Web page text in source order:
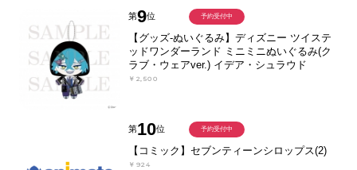
第9位
【グッズ-ぬいぐるみ】ディズニー ツイステ
ッドワンダーランド ミニミニぬいぐるみ(ク
ラブ・ウェアver.) イデア・シュラウド
￥2,500
予約受付中
第10位
【コミック】セブンティーンシロップス(2)
￥924
予約受付中